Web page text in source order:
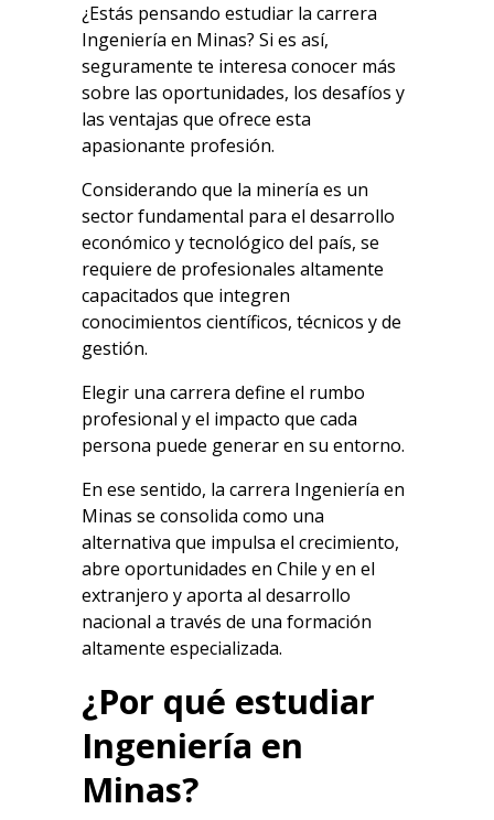
¿Estás pensando estudiar la carrera
Ingeniería en Minas? Si es así,
seguramente te interesa conocer más
sobre las oportunidades, los desafíos y
las ventajas que ofrece esta
apasionante profesión.
Considerando que la minería es un
sector fundamental para el desarrollo
económico y tecnológico del país, se
requiere de profesionales altamente
capacitados que integren
conocimientos científicos, técnicos y de
gestión.
Elegir una carrera define el rumbo
profesional y el impacto que cada
persona puede generar en su entorno.
En ese sentido, la carrera Ingeniería en
Minas se consolida como una
alternativa que impulsa el crecimiento,
abre oportunidades en Chile y en el
extranjero y aporta al desarrollo
nacional a través de una formación
altamente especializada.
¿Por qué estudiar
Ingeniería en
Minas?